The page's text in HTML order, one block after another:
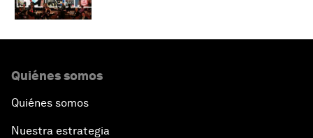
Quiénes somos
Quiénes somos
Nuestra estrategia